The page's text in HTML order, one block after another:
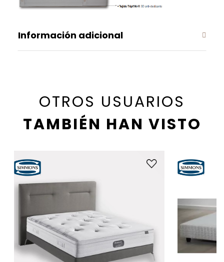
Información adicional
OTROS USUARIOS
TAMBIÉN HAN VISTO